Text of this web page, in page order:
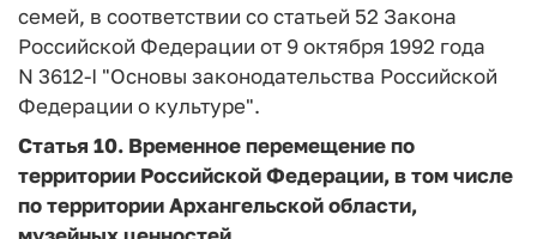
семей, в соответствии со статьей 52 Закона
Российской Федерации от 9 октября 1992 года
N 3612-I "Основы законодательства Российской
Федерации о культуре".
Статья 10. Временное перемещение по
территории Российской Федерации, в том числе
по территории Архангельской области,